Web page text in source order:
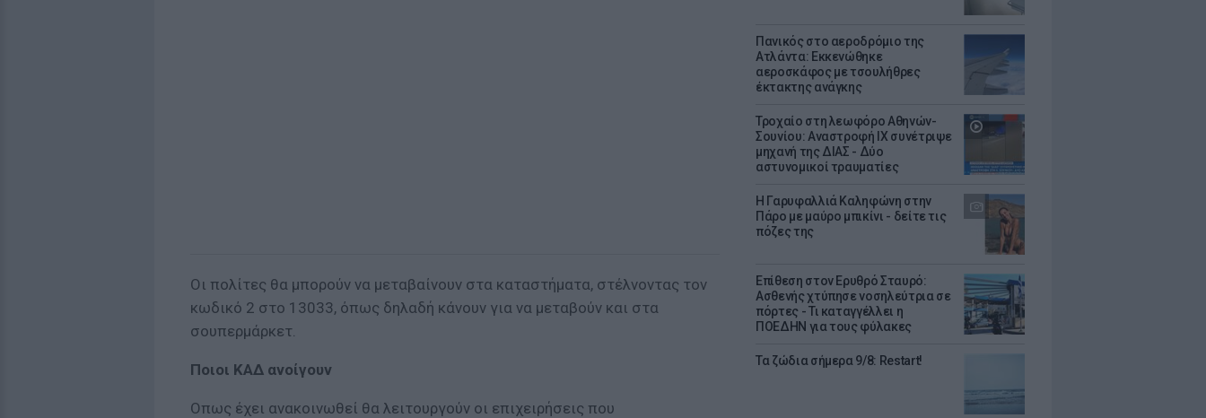
Πανικός στο αεροδρόμιο της
Ατλάντα: Εκκενώθηκε
αεροσκάφος με τσουλήθρες
έκτακτης ανάγκης
Τροχαίο στη λεωφόρο Αθηνών-
Σουνίου: Αναστροφή ΙΧ συνέτριψε
μηχανή της ΔΙΑΣ - Δύο
αστυνομικοί τραυματίες
Η Γαρυφαλλιά Καληφώνη στην
Πάρο με μαύρο μπικίνι - δείτε τις
πόζες της
Επίθεση στον Ερυθρό Σταυρό:
Ασθενής χτύπησε νοσηλεύτρια σε
πόρτες - Τι καταγγέλλει η
ΠΟΕΔΗΝ για τους φύλακες
Τα ζώδια σήμερα 9/8: Restart!
Οι πολίτες θα μπορούν να μεταβαίνουν στα καταστήματα, στέλνοντας τον
κωδικό 2 στο 13033, όπως δηλαδή κάνουν για να μεταβούν και στα
σουπερμάρκετ.
Ποιοι ΚΑΔ ανοίγουν
Οπως έχει ανακοινωθεί θα λειτουργούν οι επιχειρήσεις που